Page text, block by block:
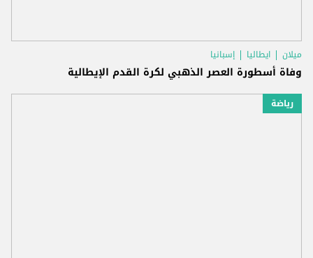
ميلان ايطاليا إسبانيا
وفاة أسطورة العصر الذهبي لكرة القدم الإيطالية
رياضة